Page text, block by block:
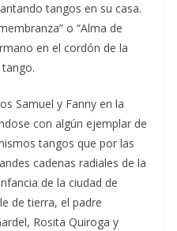
tangos en su casa.
o “Alma de
en el cordón de la
Samuel y Fanny en la
con algún ejemplar de
tangos que por las
cadenas radiales de la
de la ciudad de
de tierra, el padre
Rosita Quiroga y